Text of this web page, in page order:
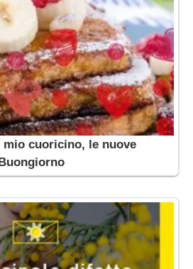
cuoricino, le nuove